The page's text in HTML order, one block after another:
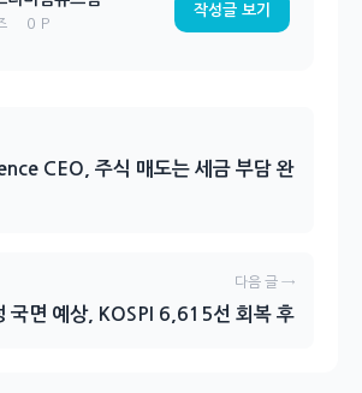
0 P
작성글 보기
CEO, 주식 매도는 세금 부담 완
다음 글 →
국면 예상, KOSPI 6,615선 회복 후